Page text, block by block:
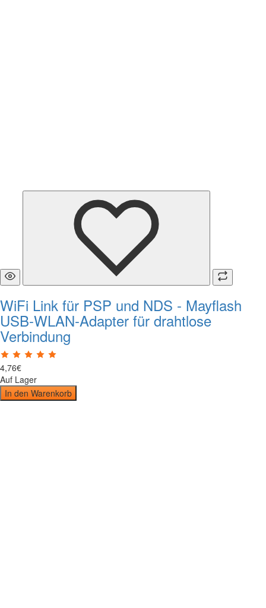
WiFi Link für PSP und NDS - Mayflash
USB-WLAN-Adapter für drahtlose
Verbindung
4,76€
Auf Lager
In den Warenkorb